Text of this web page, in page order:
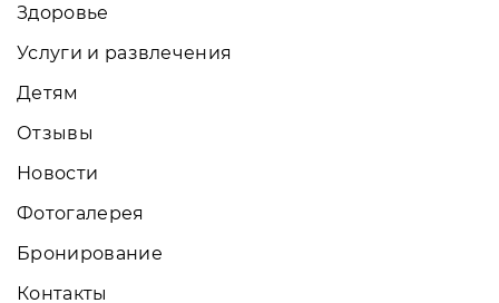
Здоровье
Услуги и развлечения
Детям
Отзывы
Новости
Фотогалерея
Бронирование
Контакты